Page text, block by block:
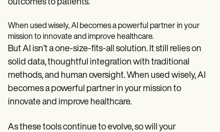
outcomes to patients.
When used wisely, AI becomes a powerful partner in your
mission to innovate and improve healthcare.
But AI isn’t a one-size-fits-all solution. It still relies on
solid data, thoughtful integration with traditional
methods, and human oversight. When used wisely, AI
becomes a powerful partner in your mission to
innovate and improve healthcare.
As these tools continue to evolve, so will your